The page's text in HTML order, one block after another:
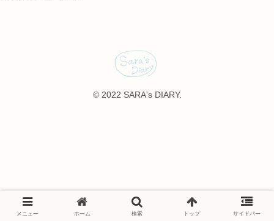
© 2022 SARA's DIARY.
メニュー ホーム 検索 トップ サイドバー